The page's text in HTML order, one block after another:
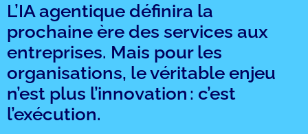
L’IA agentique définira la
prochaine ère des services aux
entreprises. Mais pour les
organisations, le véritable enjeu
n’est plus l’innovation : c’est
l’exécution.